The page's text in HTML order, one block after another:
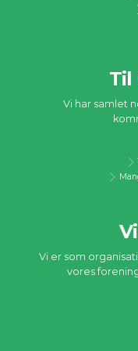
Til
Vi har samlet
Vi er som
vores